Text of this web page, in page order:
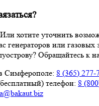
хотите уточнить
генераторов или газовых
Обращайтесь к
Симферополе: 8 (365) 277-
телефон: 8